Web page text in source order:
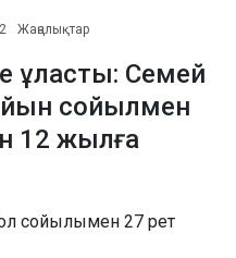
Жаңалықтар
ұласты: Семей
сойылмен
12 жылға
сойылымен 27 рет